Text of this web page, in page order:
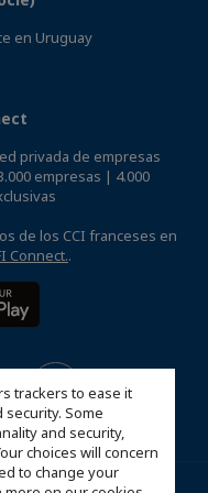
trackers to ease it
Some
and security,
choices will concern
to change your
en Uruguay
privada de empresas
empresas | 4.000
de los CCI franceses en
Connect..